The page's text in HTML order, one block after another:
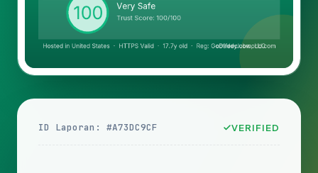
ID Laporan: #A73DC9CF VERIFIED